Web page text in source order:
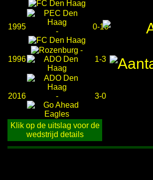
1995
-
0-10
1996
-
1-3
2016 - 3-0
Klik op de uitslag voor de
wedstrijd details